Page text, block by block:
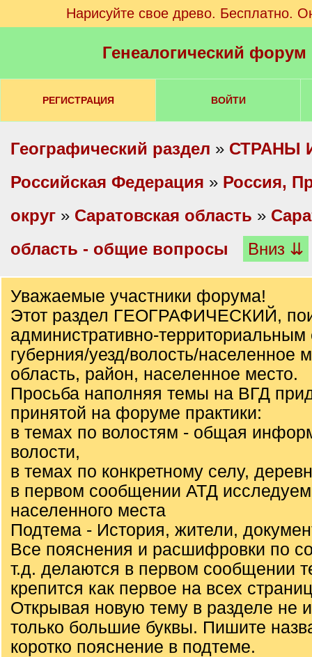
Нарисуйте свое древо. Бесплатно.
Генеалогический
РЕГИСТРАЦИЯ ВОЙТИ
Географический раздел » СТРАНЫ
Российская Федерация » Россия,
округ » Саратовская область »
область - общие вопросы
Вниз ⇊
Уважаемые участники форума!
Этот раздел ГЕОГРАФИЧЕСКИЙ,
административно-
губерния/уезд/волость/населенное
область, район, населенное место.
Просьба наполняя темы на ВГД
принятой на форуме практики:
в темах по волостям - общая
волости,
в темах по конкретному селу,
в первом сообщении АТД
населенного места
Подтема - История, жители,
Все пояснения и расшифровки по
т.д. делаются в первом сообщении
крепится как первое на всех
Открывая новую тему в разделе не
только большие буквы. Пишите
коротко пояснение в подтеме.